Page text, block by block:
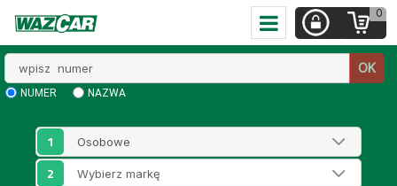
0
numer
OK
NUMER NAZWA
1
2